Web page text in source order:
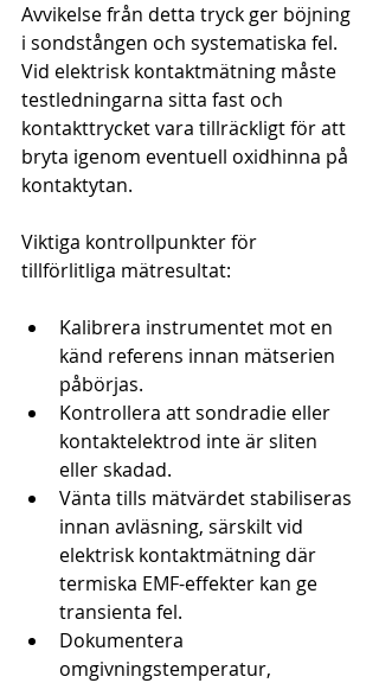
Avvikelse från detta tryck ger böjning
i sondstången och systematiska fel.
Vid elektrisk kontaktmätning måste
testledningarna sitta fast och
kontakttrycket vara tillräckligt för att
bryta igenom eventuell oxidhinna på
kontaktytan.
Viktiga kontrollpunkter för
tillförlitliga mätresultat:
Kalibrera instrumentet mot en
känd referens innan mätserien
påbörjas.
Kontrollera att sondradie eller
kontaktelektrod inte är sliten
eller skadad.
Vänta tills mätvärdet stabiliseras
innan avläsning, särskilt vid
elektrisk kontaktmätning där
termiska EMF-effekter kan ge
transienta fel.
Dokumentera
omgivningstemperatur,